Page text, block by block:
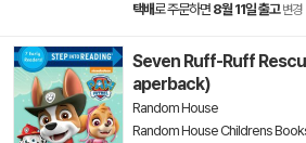
택배로 주문하면 8월 11일 출고 변경
Seven Ruff-Ruff
aperback)
Random House
Random House Childrens